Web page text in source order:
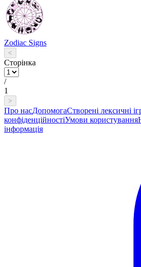
Zodiac Signs
<
Сторінка
/
1
>
Про насДопомогаСтворені лексичні
конфіденційностіУмови користування
інформація